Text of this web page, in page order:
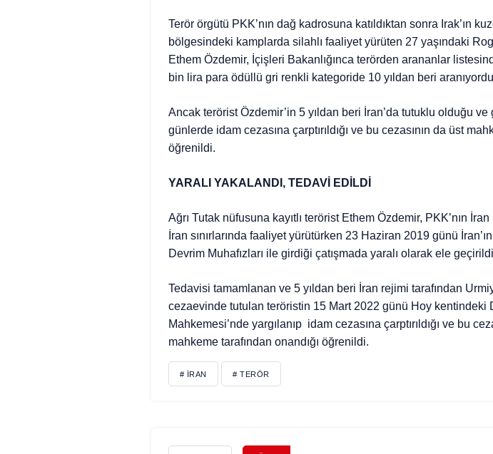
Terör örgütü PKK’nın dağ kadrosuna katıldıktan sonra Irak’ın
bölgesindeki kamplarda silahlı faaliyet yürüten 27 yaşındaki
Ethem Özdemir, İçişleri Bakanlığınca terörden arananlar
bin lira para ödüllü gri renkli kategoride 10 yıldan beri
Ancak terörist Özdemir’in 5 yıldan beri İran’da tutuklu olduğu ve
günlerde idam cezasına çarptırıldığı ve bu cezasının da üst
öğrenildi.
YARALI YAKALANDI, TEDAVİ EDİLDİ
Ağrı Tutak nüfusuna kayıtlı terörist Ethem Özdemir, PKK’nın
İran sınırlarında faaliyet yürütürken 23 Haziran 2019 günü
Devrim Muhafızları ile girdiği çatışmada yaralı olarak ele
Tedavisi tamamlanan ve 5 yıldan beri İran rejimi tarafından
cezaevinde tutulan teröristin 15 Mart 2022 günü Hoy kentindeki
Mahkemesi’nde yargılanıp idam cezasına çarptırıldığı ve bu
mahkeme tarafından onandığı öğrenildi.
# İRAN # TERÖR